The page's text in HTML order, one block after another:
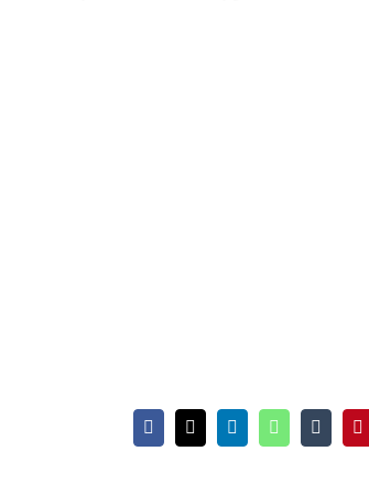
Facebook
X LinkedInWhatsAppTumblr